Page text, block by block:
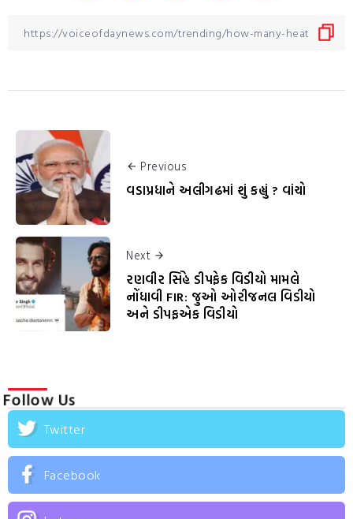
Previous
વડાપ્રધાને અલીગઢમાં શું કહ્યું ? વાંચો
Next
રણવીર સિંહે ડીપફેક વિડીયો મામલે
નોંધાવી FIR: જુઓ ઓરીજનલ વિડીયો
અને ડીપફએક વિડીયો
Follow Us
Twitter
Facebook